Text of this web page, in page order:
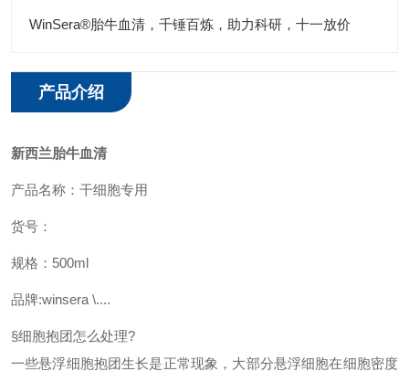
WinSera®胎牛血清，千锤百炼，助力科研，十一放价
产品介绍
新西兰胎牛血清
产品名称：干细胞专用
货号：
规格：500ml
品牌:winsera \....
§细胞抱团怎么处理?
一些悬浮细胞抱团生长是正常现象，大部分悬浮细胞在细胞密度